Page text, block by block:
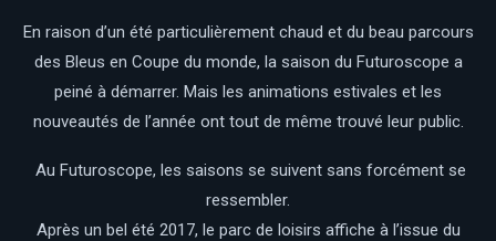
En raison d’un été particulièrement chaud et du beau parcours
des Bleus en Coupe du monde, la saison du Futuroscope a
peiné à démarrer. Mais les animations estivales et les
nouveautés de l’année ont tout de même trouvé leur public.
Au Futuroscope, les saisons se suivent sans forcément se
ressembler.
Après un bel été 2017, le parc de loisirs affiche à l’issue du